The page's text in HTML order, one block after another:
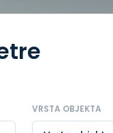
VRSTA OBJEKTA